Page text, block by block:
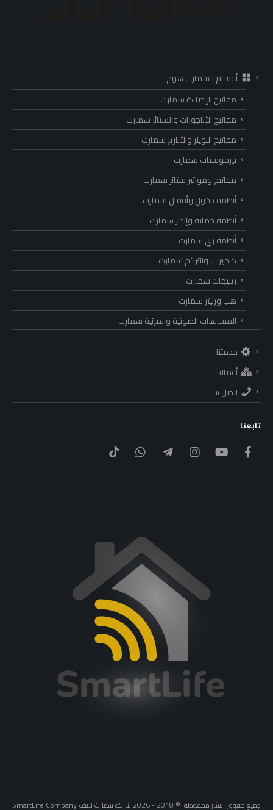
أقسام السمارت هوم
مفاتيح الإضاءة سمارت
مفاتيح الأباجورات والستائر سمارت
مفاتيح البويلر والأباريز سمارت
ثيرموستات سمارت
مفاتيح ومواتير ستائر سمارت
أنظمة دخول وأقفال سمارت
أنظمة حماية وإنذار سمارت
أنظمة ري سمارت
كاميرات وانتركم سمارت
ريليهات سمارت
هب وربيتر سمارت
المساعدات الصوتية والمرئية سمارت
خدمتنا
أعمالنا
اتصل بنا
تابعنا
جميع حقوق النشر محفوظة. © 2018 - 2026 شركة سمارت لايف SmartLife Company